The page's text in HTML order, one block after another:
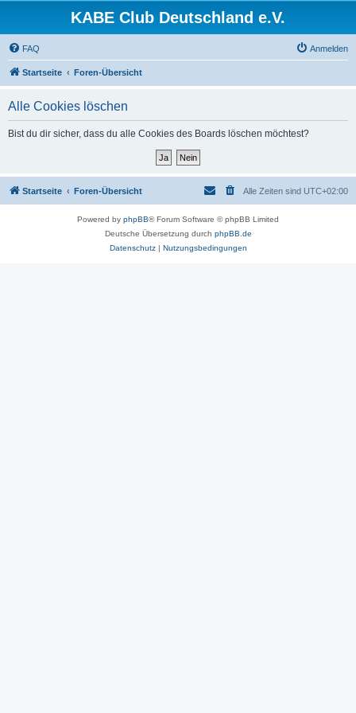
KABE Club Deutschland e.V.
FAQ Anmelden
Startseite Foren-Übersicht
Alle Cookies löschen
Bist du dir sicher, dass du alle Cookies des Boards löschen möchtest?
Startseite Foren-Übersicht Alle Zeiten sind UTC+02:00
Powered by phpBB® Forum Software © phpBB Limited
Deutsche Übersetzung durch phpBB.de
Datenschutz| Nutzungsbedingungen